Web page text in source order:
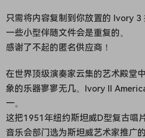
只需将内容复制到你放置的 Ivory 3
一些小型伴随文件会是重复的。
感谢了不起的匿名供应商！
在世界顶级演奏家云集的艺术殿堂
象的乐器寥寥无几。Ivory II
一。
这把1951年纽约斯坦威D型复古唱
音乐会部门选为斯坦威艺术家推广